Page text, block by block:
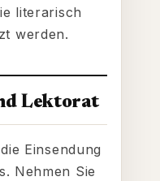
literarisch
werden.
Lektorat
Einsendung
Nehmen Sie